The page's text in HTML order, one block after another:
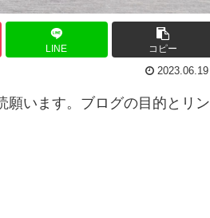
LINE コピー
2023.06.19
願います。ブログの目的とリン